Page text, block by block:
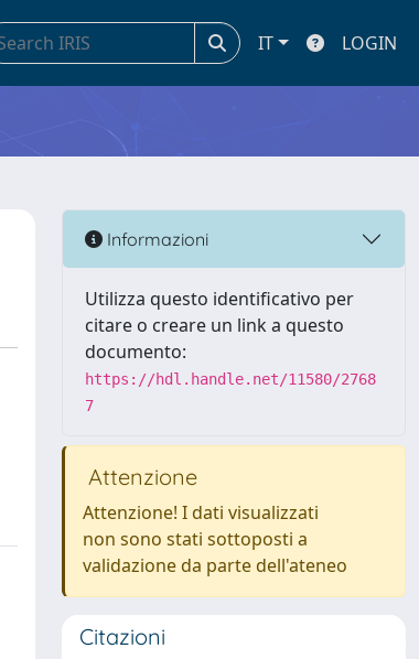
IT LOGIN
Informazioni
Utilizza questo identificativo per
citare o creare un link a questo
documento:
https://hdl.handle.net/11580/2768
7
Attenzione
Attenzione! I dati visualizzati
non sono stati sottoposti a
validazione da parte dell'ateneo
Citazioni